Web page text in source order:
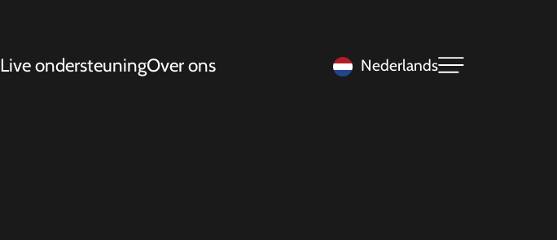
Live ondersteuningOver ons Nederlands